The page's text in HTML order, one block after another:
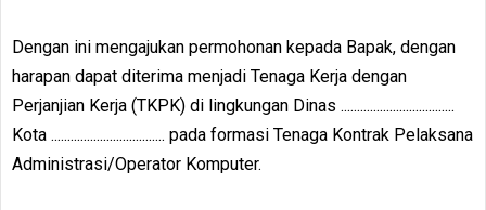
Dengan ini mengajukan permohonan kepada Bapak, dengan
harapan dapat diterima menjadi Tenaga Kerja dengan
Perjanjian Kerja (TKPK) di lingkungan Dinas ...................................
Kota ................................... pada formasi Tenaga Kontrak Pelaksana
Administrasi/Operator Komputer.